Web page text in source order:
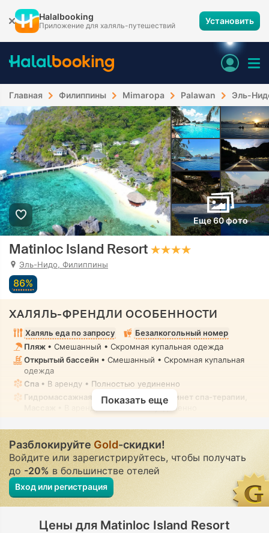
Halalbooking
Приложение для халяль-путешествий Установить
Главная Филиппины Mimaropa Palawan Эль-
Еще 60 фото
Matinloc Island Resort
Эль-Нидо, Филиппины
86%
ХАЛЯЛЬ-ФРЕНДЛИ ОСОБЕННОСТИ
Халяль еда по запросу
Безалкогольный номер
Пляж • Смешанный • Скромная купальная одежда
Открытый бассейн • Смешанный • Скромная купальная
одежда
Спа • В аренду • Полностью уединенно
Гидромассажная ванна / джакузи, Кабинет спа-терапии,
• В аренду • Полностью уединенно
Показать еще
Разблокируйте Gold-скидки!
Войдите или зарегистрируйтесь, чтобы получать
до -20% в большинстве отелей
Вход или регистрация
Цены для Matinloc Island Resort